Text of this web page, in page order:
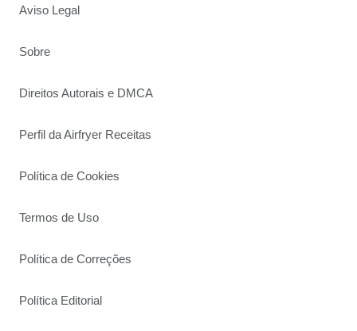
Aviso Legal
Sobre
Direitos Autorais e DMCA
Perfil da Airfryer Receitas
Política de Cookies
Termos de Uso
Política de Correções
Política Editorial